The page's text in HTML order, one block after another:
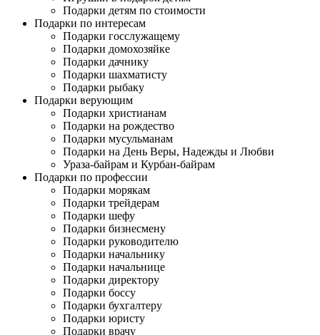
Подарки детям по стоимости
Подарки по интересам
Подарки госслужащему
Подарки домохозяйке
Подарки дачнику
Подарки шахматисту
Подарки рыбаку
Подарки верующим
Подарки христианам
Подарки на рождество
Подарки мусульманам
Подарки на День Веры, Надежды и Любви
Ураза-байрам и Курбан-байрам
Подарки по профессии
Подарки морякам
Подарки трейдерам
Подарки шефу
Подарки бизнесмену
Подарки руководителю
Подарки начальнику
Подарки начальнице
Подарки директору
Подарки боссу
Подарки бухгалтеру
Подарки юристу
Подарки врачу